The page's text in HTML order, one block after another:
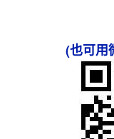
(也可用